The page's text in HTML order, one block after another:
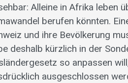
Alleine in Afrika leben
berufen könnten.
und ihre Bevölkerung
deshalb kürzlich in der
so anpassen
ausgeschlossen